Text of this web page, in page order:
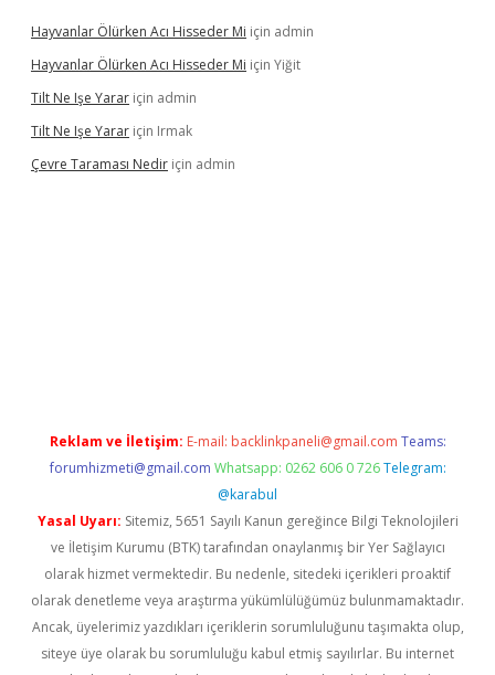
Hayvanlar Ölürken Acı Hisseder Mi için admin
Hayvanlar Ölürken Acı Hisseder Mi için Yiğit
Tilt Ne Işe Yarar için admin
Tilt Ne Işe Yarar için Irmak
Çevre Taraması Nedir için admin
Reklam ve İletişim: E-mail: backlinkpaneli@gmail.com Teams:
forumhizmeti@gmail.com Whatsapp: 0262 606 0 726 Telegram:
@karabul
Yasal Uyarı: Sitemiz, 5651 Sayılı Kanun gereğince Bilgi Teknolojileri
ve İletişim Kurumu (BTK) tarafından onaylanmış bir Yer Sağlayıcı
olarak hizmet vermektedir. Bu nedenle, sitedeki içerikleri proaktif
olarak denetleme veya araştırma yükümlülüğümüz bulunmamaktadır.
Ancak, üyelerimiz yazdıkları içeriklerin sorumluluğunu taşımakta olup,
siteye üye olarak bu sorumluluğu kabul etmiş sayılırlar. Bu internet